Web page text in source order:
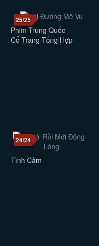
25/25
Phim Trung Quốc
Cổ Trang Tổng Hợp
24/24
Tình Cảm